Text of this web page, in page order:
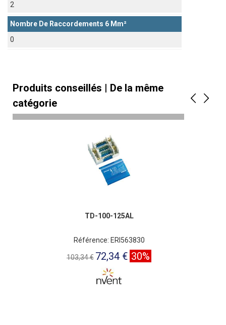
2
Nombre De Raccordements 6 Mm²
0
Produits conseillés | De la même
catégorie
TD-100-125AL
Référence: ERI563830
103,34 € 72,34 € 30%